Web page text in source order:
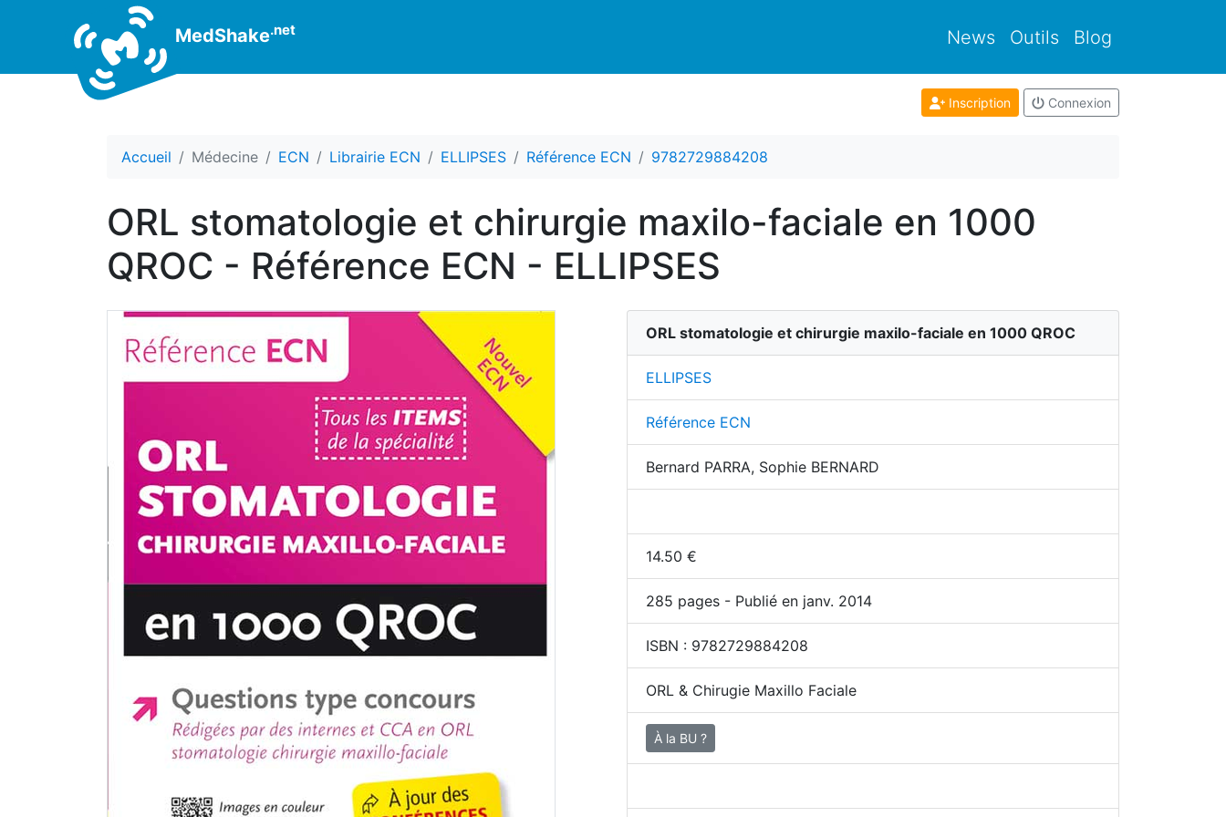
MedShake.net News Outils Blog
Inscription Connexion
Accueil Médecine ECN Librairie ECN ELLIPSES Référence ECN 9782729884208
ORL stomatologie et chirurgie maxilo-faciale en 1000
QROC - Référence ECN - ELLIPSES
ORL stomatologie et chirurgie maxilo-faciale en 1000 QROC
ELLIPSES
Référence ECN
Bernard PARRA, Sophie BERNARD
14.50 €
285 pages - Publié en janv. 2014
ISBN : 9782729884208
ORL & Chirugie Maxillo Faciale
À la BU ?